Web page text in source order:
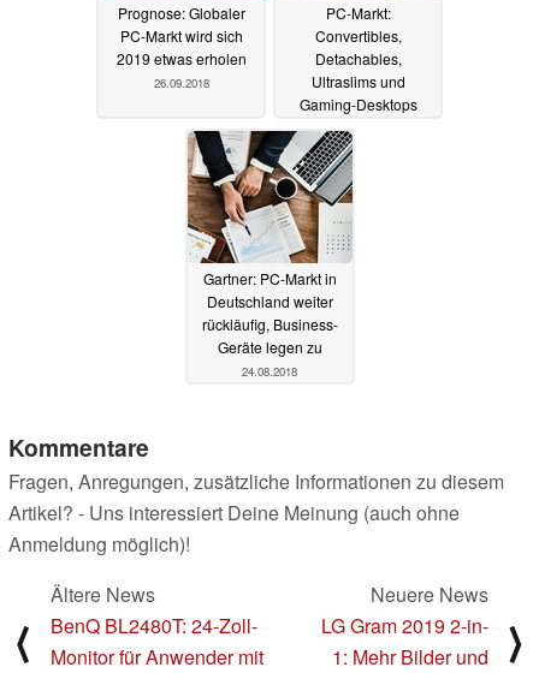
Prognose: Globaler
PC-Markt wird sich
2019 etwas erholen
26.09.2018
PC-Markt:
Convertibles,
Detachables,
Ultraslims und
Gaming-Desktops
gefragt
Gartner: PC-Markt in
Deutschland weiter
rückläufig, Business-
Geräte legen zu
24.08.2018
Kommentare
Fragen, Anregungen, zusätzliche Informationen zu diesem
Artikel? - Uns interessiert Deine Meinung (auch ohne
Anmeldung möglich)!
⟨
Ältere News
BenQ BL2480T: 24-Zoll-
Monitor für Anwender mit
Neuere News
LG Gram 2019 2-in-
1: Mehr Bilder und
⟩